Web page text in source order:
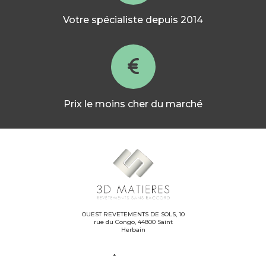
Votre spécialiste depuis 2014
Prix le moins cher du marché
OUEST REVETEMENTS DE SOLS, 10
rue du Congo, 44800 Saint
Herbain